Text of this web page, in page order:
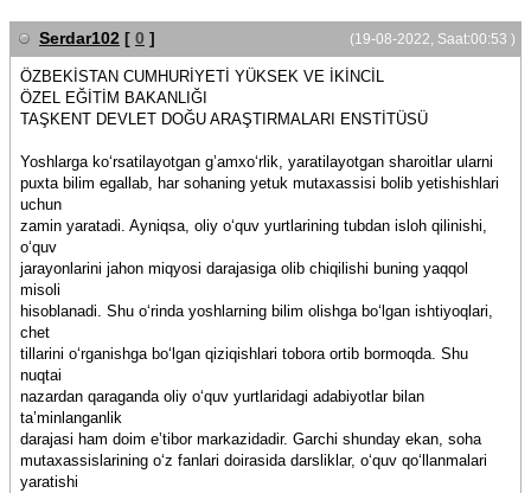
(19-08-2022, Saat:00:53 )
Serdar102 [ 0 ]
ÖZBEKİSTAN CUMHURİYETİ YÜKSEK VE İKİNCİL
ÖZEL EĞİTİM BAKANLIĞI
TAŞKENT DEVLET DOĞU ARAŞTIRMALARI ENSTİTÜSÜ
Yoshlarga ko‘rsatilayotgan g’amxo‘rlik, yaratilayotgan sharoitlar ularni
puxta bilim egallab, har sohaning yetuk mutaxassisi bolib yetishishlari
uchun
zamin yaratadi. Ayniqsa, oliy o‘quv yurtlarining tubdan isloh qilinishi,
o‘quv
jarayonlarini jahon miqyosi darajasiga olib chiqilishi buning yaqqol
misoli
hisoblanadi. Shu o‘rinda yoshlarning bilim olishga bo‘lgan ishtiyoqlari,
chet
tillarini o‘rganishga bo‘lgan qiziqishlari tobora ortib bormoqda. Shu
nuqtai
nazardan qaraganda oliy o‘quv yurtlaridagi adabiyotlar bilan
ta’minlanganlik
darajasi ham doim e’tibor markazidadir. Garchi shunday ekan, soha
mutaxassislarining o‘z fanlari doirasida darsliklar, o‘quv qo‘llanmalari
yaratishi